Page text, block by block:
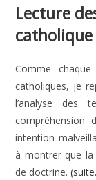
Lecture
catholique
Comme
catholiques, je
l’analyse des
compréhension
intention
à montrer que la
de doctrine.